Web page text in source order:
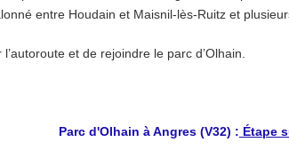
entre Houdain et Maisnil-lès-Ruitz et
et de rejoindre le parc d’Olhain.
Parc d'Olhain à Angres (V32) : Étape